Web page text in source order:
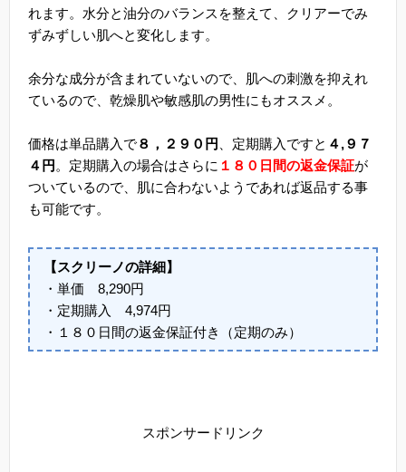
れます。水分と油分のバランスを整えて、クリアーでみ
ずみずしい肌へと変化します。
余分な成分が含まれていないので、肌への刺激を抑えれ
ているので、乾燥肌や敏感肌の男性にもオススメ。
価格は単品購入で８，２９０円 、定期購入ですと ４,９７
４円 。定期購入の場合はさらに １８０日間の返金保証が
ついているので、肌に合わないようであれば返品する事
も可能です。
【スクリーノの詳細】
・単価 8,290円
・定期購入 4,974円
・１８０日間の返金保証付き（定期のみ）
スポンサードリンク